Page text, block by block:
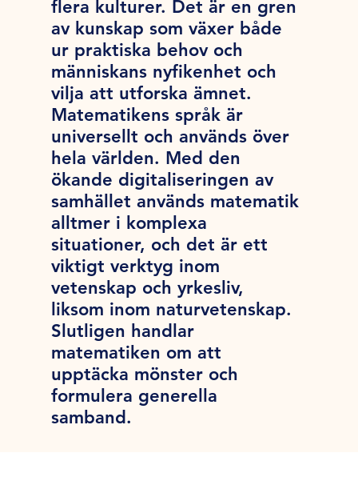
flera kulturer. Det är en gren
av kunskap som växer både
ur praktiska behov och
människans nyfikenhet och
vilja att utforska ämnet.
Matematikens språk är
universellt och används över
hela världen. Med den
ökande digitaliseringen av
samhället används matematik
alltmer i komplexa
situationer, och det är ett
viktigt verktyg inom
vetenskap och yrkesliv,
liksom inom naturvetenskap.
Slutligen handlar
matematiken om att
upptäcka mönster och
formulera generella
samband.